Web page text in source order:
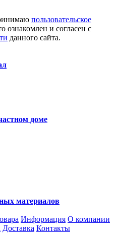
пользовательское
ознакомлен и согласен с
данного сайта.
доме
материалов
Информация О компании
Доставка Контакты